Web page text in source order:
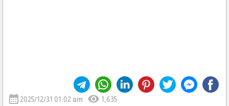
calendar_month2025/12/31 01:02 am visibility 1,635